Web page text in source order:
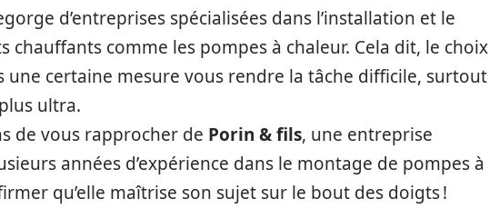
d’entreprises spécialisées dans l’installation et le
chauffants comme les pompes à chaleur. Cela dit, le choix
une certaine mesure vous rendre la tâche difficile, surtout
ultra.
de vous rapprocher de Porin & fils, une entreprise
années d’expérience dans le montage de pompes à
qu’elle maîtrise son sujet sur le bout des doigts !